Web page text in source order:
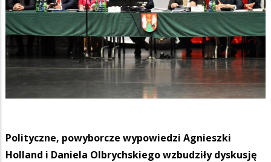
Polityczne, powyborcze wypowiedzi Agnieszki
Holland i Daniela Olbrychskiego wzbudziły dyskusję